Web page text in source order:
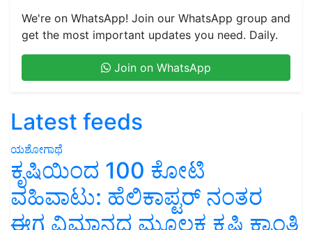
We're on WhatsApp! Join our WhatsApp group and
get the most important updates you need. Daily.
Join on WhatsApp
Latest feeds
ಯಶೋಗಾಥೆ
ಕೃಷಿಯಿಂದ 100 ಕೋಟಿ
ವಹಿವಾಟು: ಹೆಲಿಕಾಪ್ಟರ್ ನಂತರ
ಈಗ ವಿಮಾನದ ಮೂಲಕ ಕೃಷಿ ಕ್ರಾಂತಿ